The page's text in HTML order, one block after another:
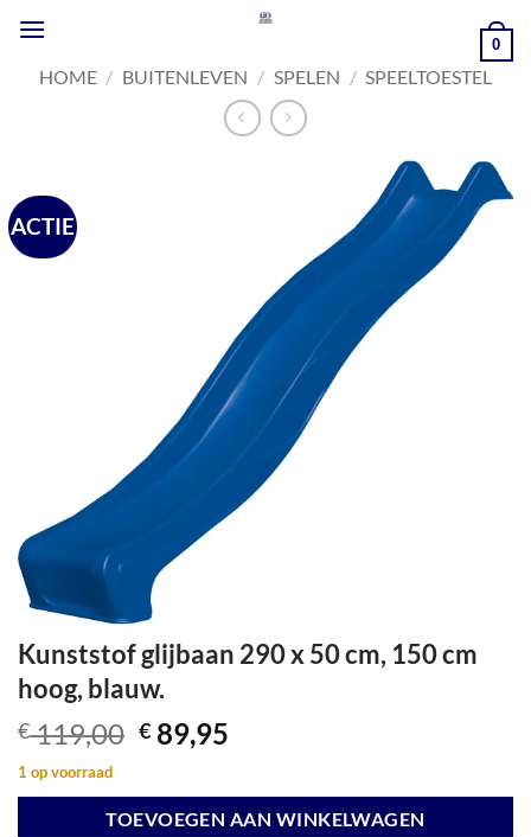
naar
inhoud
0
HOME / BUITENLEVEN / SPELEN / SPEELTOESTEL
ACTIE
Kunststof glijbaan 290 x 50 cm, 150 cm
hoog, blauw.
€119,00 Oorspronkelijke
prijs
was:
€ 119,00.
€ 89,95
is:
€ 89,95.
1 op voorraad
TOEVOEGEN AAN WINKELWAGEN